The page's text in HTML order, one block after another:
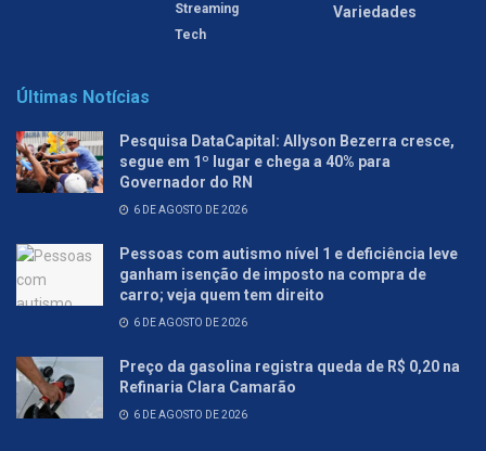
Streaming
Tech
Variedades
Últimas Notícias
Pesquisa DataCapital: Allyson Bezerra cresce,
segue em 1º lugar e chega a 40% para
Governador do RN
6 DE AGOSTO DE 2026
Pessoas com autismo nível 1 e deficiência leve
ganham isenção de imposto na compra de
carro; veja quem tem direito
6 DE AGOSTO DE 2026
Preço da gasolina registra queda de R$ 0,20 na
Refinaria Clara Camarão
6 DE AGOSTO DE 2026